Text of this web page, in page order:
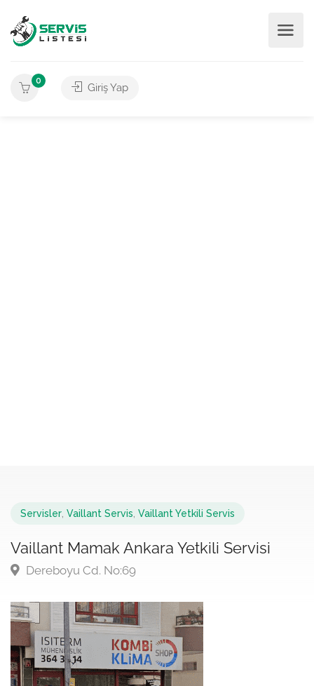
0
Giriş Yap
Servisler Vaillant Servis Vaillant Yetkili Servis
Vaillant Mamak Ankara Yetkili Servisi
Dereboyu Cd. No:69